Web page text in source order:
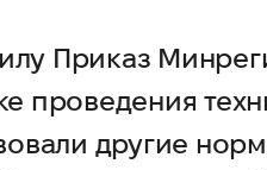
Приказ
проведения
другие